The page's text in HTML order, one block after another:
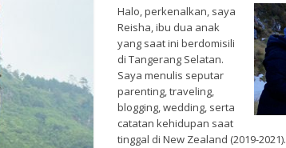
Halo, perkenalkan, saya
Reisha, ibu dua anak
yang saat ini berdomisili
di Tangerang Selatan.
Saya menulis seputar
parenting, traveling,
blogging, wedding, serta
catatan kehidupan saat
tinggal di New Zealand (2019-2021).